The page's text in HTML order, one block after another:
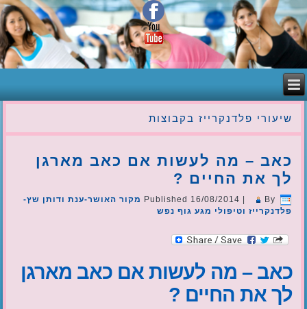
שיעורי פלדנקרייז בקבוצות
כאב – מה לעשות אם כאב מארגן
לך את החיים ?
Published 16/08/2014 By
מקור האושר-ענת ודותן שץ-
פלדנקרייז וטיפולי מגע גוף נפש
כאב – מה לעשות אם כאב מארגן
לך את החיים ?